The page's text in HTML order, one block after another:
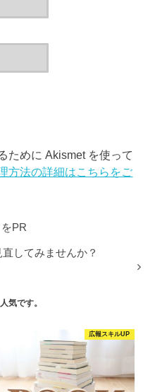
ために Akismet を使って
方法の詳細はこちらをご
PR
直してみませんか？
気です。
広報スキルUP